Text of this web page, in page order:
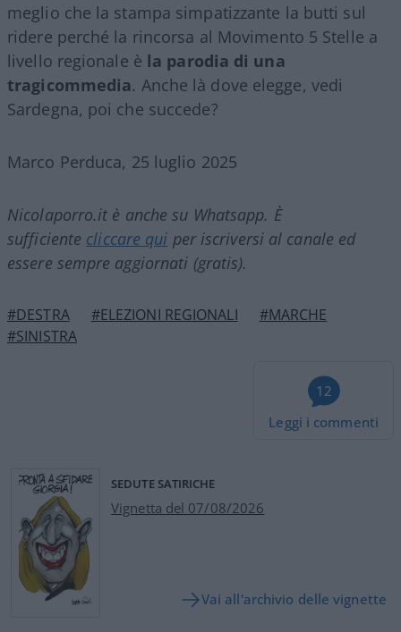
meglio che la stampa simpatizzante la butti sul
ridere perché la rincorsa al Movimento 5 Stelle a
livello regionale è la parodia di una
tragicommedia. Anche là dove elegge, vedi
Sardegna, poi che succede?
Marco Perduca, 25 luglio 2025
Nicolaporro.it è anche su Whatsapp. È
sufficiente cliccare qui per iscriversi al canale ed
essere sempre aggiornati (gratis).
#DESTRA #ELEZIONI REGIONALI
#MARCHE
#SINISTRA
12
Leggi i commenti
SEDUTE SATIRICHE
Vignetta del 07/08/2026
Vai all'archivio delle vignette